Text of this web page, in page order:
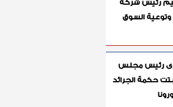
رئيس شركة
السوق
رئيس مجلس
حكمة الجرائد